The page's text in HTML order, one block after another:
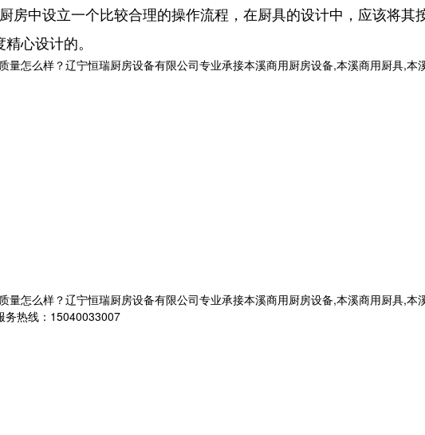
房中设立一个比较合理的操作流程，在厨具的设计中，应该将
心设计的。
怎么样？辽宁恒瑞厨房设备有限公司专业承接本溪商用厨房设备,本溪商用厨具,
怎么样？辽宁恒瑞厨房设备有限公司专业承接本溪商用厨房设备,本溪商用厨具,
热线：15040033007